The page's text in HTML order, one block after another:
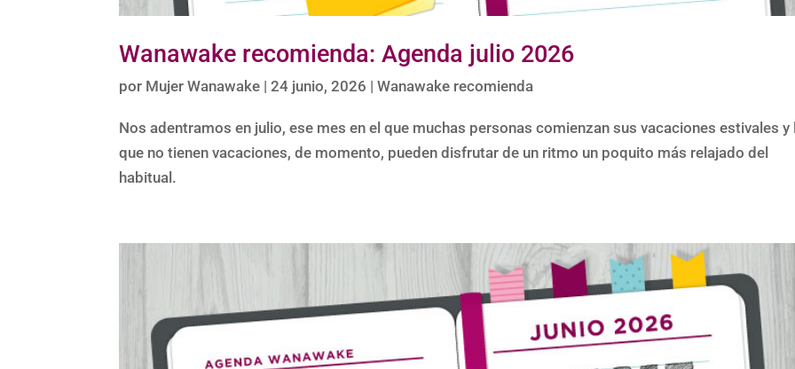
Wanawake recomienda: Agenda julio 2026
por Mujer Wanawake |24 junio, 2026 |Wanawake recomienda
Nos adentramos en julio, ese mes en el que muchas personas comienzan sus vacaciones estivales y
que no tienen vacaciones, de momento, pueden disfrutar de un ritmo un poquito más relajado del
habitual.